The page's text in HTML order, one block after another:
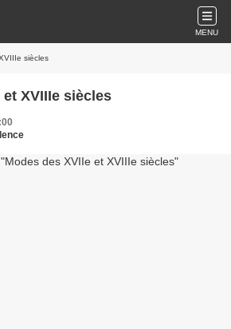
MENU
siècles
XVIIIe siècles